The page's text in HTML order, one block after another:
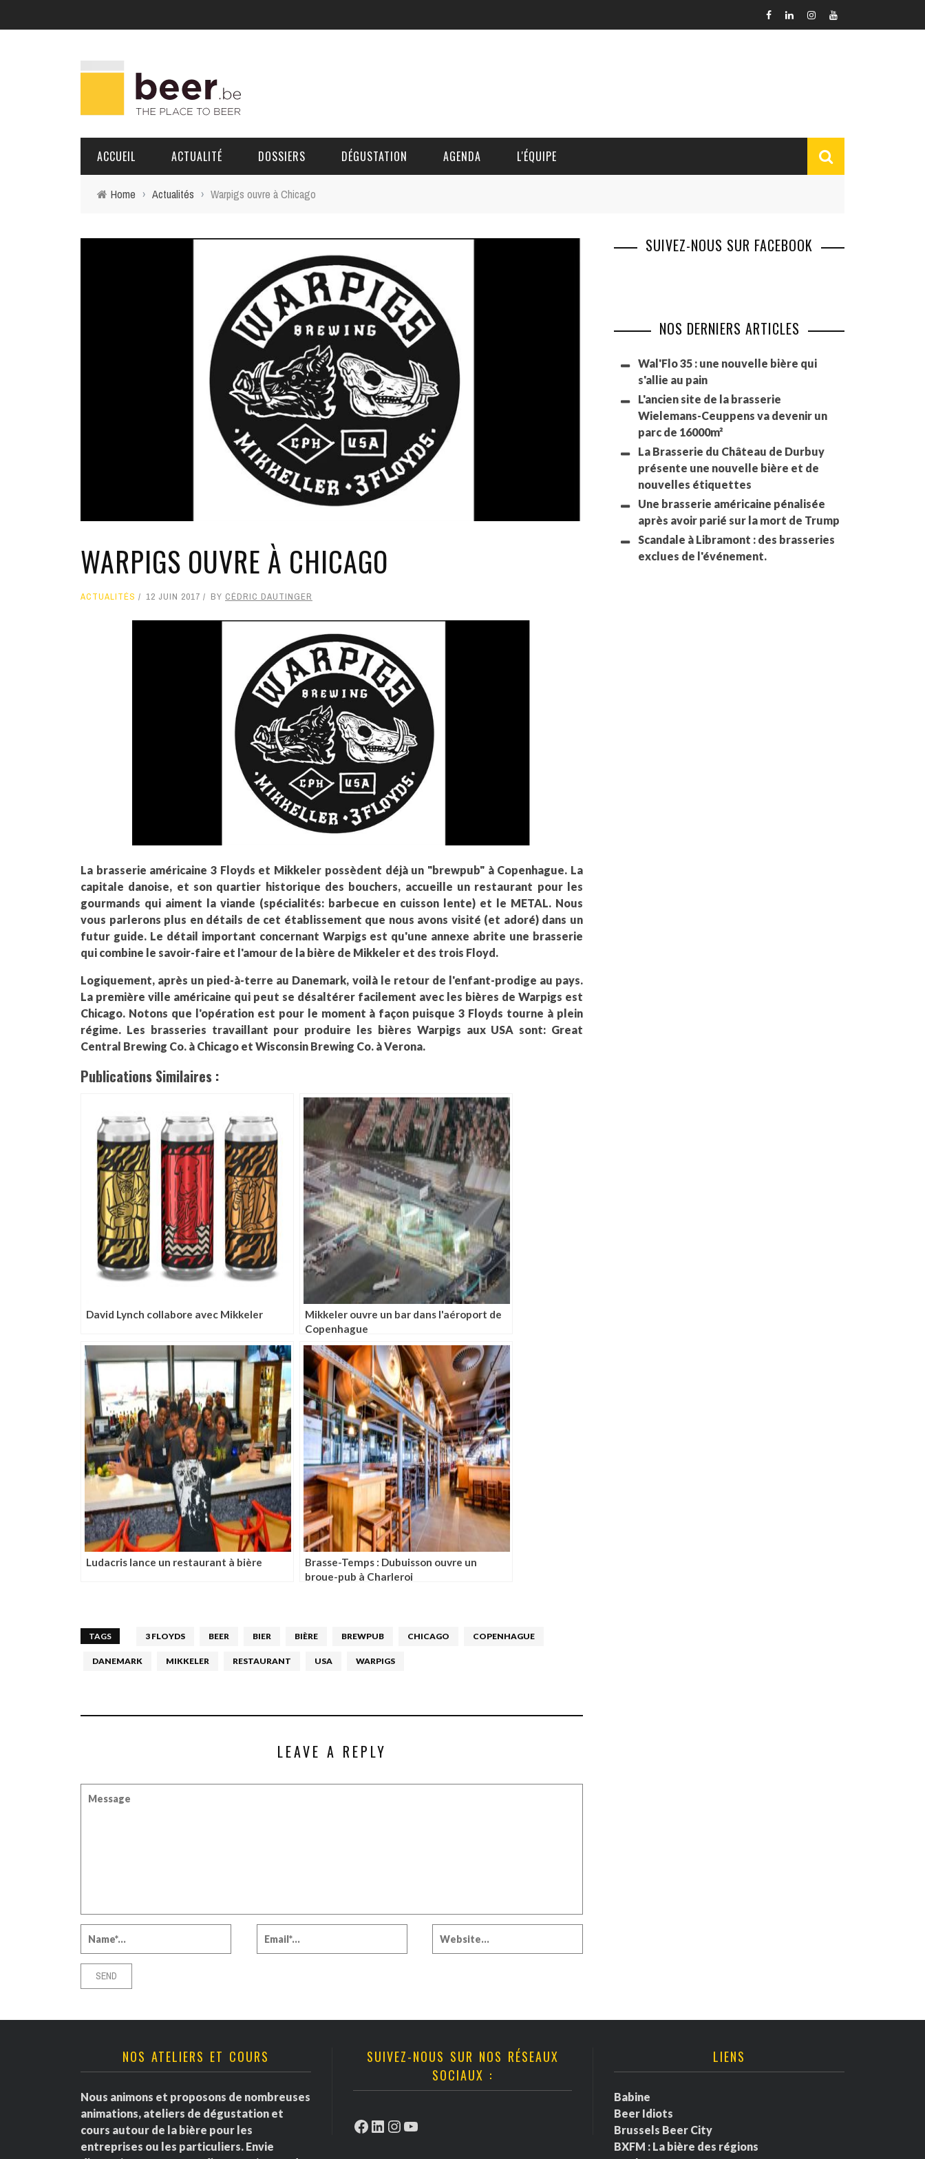
ACCUEIL ACTUALITÉ DOSSIERS DÉGUSTATION AGENDA L'ÉQUIPE
Home › Actualités › Warpigs ouvre à Chicago
WARPIGS OUVRE À CHICAGO
ACTUALITÉS 12 JUIN 2017 BY CÉDRIC DAUTINGER
La brasserie américaine 3 Floyds et Mikkeler possèdent déjà un "brewpub" à Copenhague. La
capitale danoise, et son quartier historique des bouchers, accueille un restaurant pour les
gourmands qui aiment la viande (spécialités: barbecue en cuisson lente) et le METAL. Nous
vous parlerons plus en détails de cet établissement que nous avons visité (et adoré) dans un
futur guide. Le détail important concernant Warpigs est qu'une annexe abrite une brasserie
qui combine le savoir-faire et l'amour de la bière de Mikkeler et des trois Floyd.
Logiquement, après un pied-à-terre au Danemark, voilà le retour de l'enfant-prodige au pays.
La première ville américaine qui peut se désaltérer facilement avec les bières de Warpigs est
Chicago. Notons que l'opération est pour le moment à façon puisque 3 Floyds tourne à plein
régime. Les brasseries travaillant pour produire les bières Warpigs aux USA sont: Great
Central Brewing Co. à Chicago et Wisconsin Brewing Co. à Verona.
Publications Similaires :
David Lynch collabore avec Mikkeler
Mikkeler ouvre un bar dans l'aéroport de
Copenhague
Ludacris lance un restaurant à bière
Brasse-Temps : Dubuisson ouvre un
broue-pub à Charleroi
TAGS 3 FLOYDS BEER BIER BIÈRE BREWPUB CHICAGO COPENHAGUE
DANEMARK MIKKELER RESTAURANT USA WARPIGS
LEAVE A REPLY
SUIVEZ-NOUS SUR FACEBOOK
NOS DERNIERS ARTICLES
Wal'Flo 35 : une nouvelle bière qui
s'allie au pain
L'ancien site de la brasserie
Wielemans-Ceuppens va devenir un
parc de 16000m²
La Brasserie du Château de Durbuy
présente une nouvelle bière et de
nouvelles étiquettes
Une brasserie américaine pénalisée
après avoir parié sur la mort de Trump
Scandale à Libramont : des brasseries
exclues de l'événement.
NOS ATELIERS ET COURS
Nous animons et proposons de nombreuses
animations, ateliers de dégustation et
cours autour de la bière pour les
entreprises ou les particuliers. Envie
SUIVEZ-NOUS SUR NOS RÉSEAUX
SOCIAUX :
Facebook
LinkedIn
Instagram
YouTube
LIENS
Babine
Beer Idiots
Brussels Beer City
BXFM : La bière des régions